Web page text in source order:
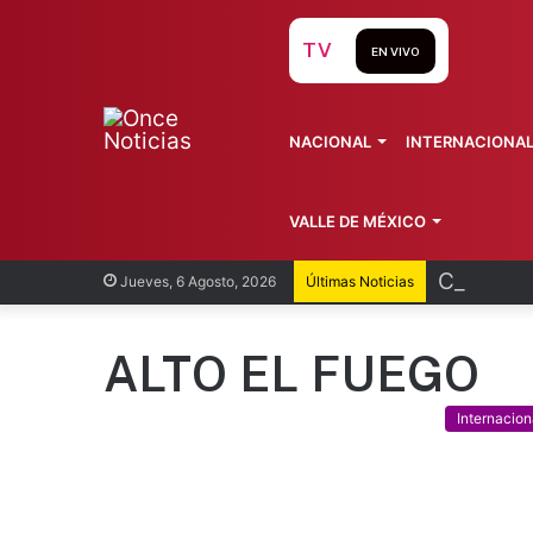
Jueves, 6 Agosto, 2026 Últimas Noticias
TV EN VIVO
NACIONAL INTERNACIONAL
VALLE DE MÉXICO
ALTO EL FUEGO